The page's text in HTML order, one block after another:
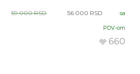
59.000RSD 56.000 RSD sa
PDV-om
660